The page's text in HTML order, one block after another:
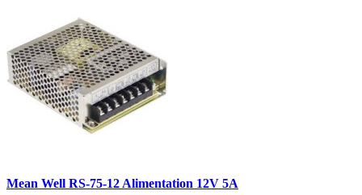
Mean Well RS-75-12 Alimentation 12V 5A